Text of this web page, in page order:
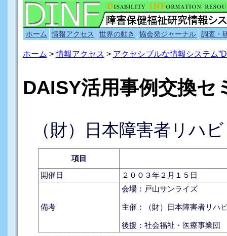
ホーム 情報アクセス 世界の動き 協会発ジャーナル 調査・
ホーム >情報アクセス > アクセシブルな情報システム
DAISY活用事例交換セ
（財）日本障害者リハ
項目
開催日
２００３年２月１５日
備考
会場：戸山サンライズ
主催：（財）日本障害者リハ
後援：社会福祉・医療事業団